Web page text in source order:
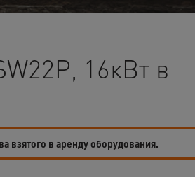
16кВт в
взятого в аренду оборудования.